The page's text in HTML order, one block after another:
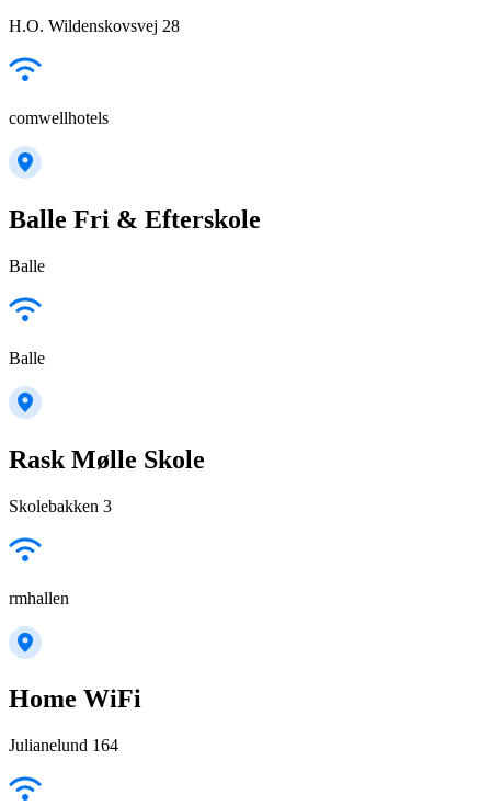
H.O. Wildenskovsvej 28
comwellhotels
Balle Fri & Efterskole
Balle
Balle
Rask Mølle Skole
Skolebakken 3
rmhallen
Home WiFi
Julianelund 164